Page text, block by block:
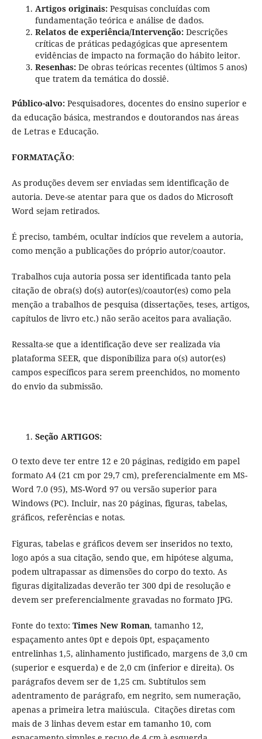
Artigos originais:Pesquisas concluídas com
fundamentação teórica e análise de dados.
Relatos de experiência/Intervenção:Descrições
críticas de práticas pedagógicas que apresentem
evidências de impacto na formação do hábito leitor.
Resenhas:De obras teóricas recentes (últimos 5 anos)
que tratem da temática do dossiê.
Público-alvo:Pesquisadores, docentes do ensino superior e
da educação básica, mestrandos e doutorandos nas áreas
de Letras e Educação.
FORMATAÇÃO:
As produções devem ser enviadas sem identificação de
autoria. Deve-se atentar para que os dados do Microsoft
Word sejam retirados.
É preciso, também, ocultar indícios que revelem a autoria,
como menção a publicações do próprio autor/coautor.
Trabalhos cuja autoria possa ser identificada tanto pela
citação de obra(s) do(s) autor(es)/coautor(es) como pela
menção a trabalhos de pesquisa (dissertações, teses, artigos,
capítulos de livro etc.) não serão aceitos para avaliação.
Ressalta-se que a identificação deve ser realizada via
plataforma SEER, que disponibiliza para o(s) autor(es)
campos específicos para serem preenchidos, no momento
do envio da submissão.
Seção ARTIGOS:
O texto deve ter entre 12 e 20 páginas, redigido em papel
formato A4 (21 cm por 29,7 cm), preferencialmente em MS-
Word 7.0 (95), MS-Word 97 ou versão superior para
Windows (PC). Incluir, nas 20 páginas, figuras, tabelas,
gráficos, referências e notas.
Figuras, tabelas e gráficos devem ser inseridos no texto,
logo após a sua citação, sendo que, em hipótese alguma,
podem ultrapassar as dimensões do corpo do texto. As
figuras digitalizadas deverão ter 300 dpi de resolução e
devem ser preferencialmente gravadas no formato JPG.
Fonte do texto: Times New Roman, tamanho 12,
espaçamento antes 0pt e depois 0pt, espaçamento
entrelinhas 1,5, alinhamento justificado, margens de 3,0 cm
(superior e esquerda) e de 2,0 cm (inferior e direita). Os
parágrafos devem ser de 1,25 cm. Subtítulos sem
adentramento de parágrafo, em negrito, sem numeração,
apenas a primeira letra maiúscula. Citações diretas com
mais de 3 linhas devem estar em tamanho 10, com